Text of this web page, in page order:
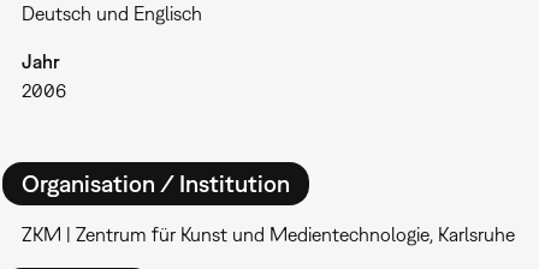
Deutsch und Englisch
Jahr
2006
Organisation / Institution
ZKM | Zentrum für Kunst und Medientechnologie, Karlsruhe